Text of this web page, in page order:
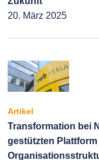
20. März 2025
Artikel
Transformation bei
gestützten